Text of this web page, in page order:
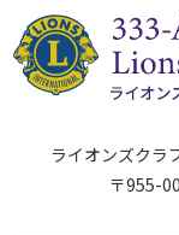
ライオンズクラ
〒955-